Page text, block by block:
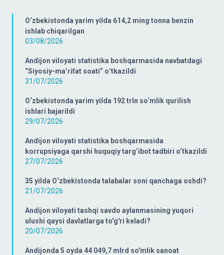
O‘zbekistonda yarim yilda 614,2 ming tonna benzin
ishlab chiqarilgan
03/08/2026
Andijon viloyati statistika boshqarmasida navbatdagi
“Siyosiy-ma’rifat soati” oʻtkazildi
31/07/2026
O‘zbekistonda yarim yilda 192 trln so‘mlik qurilish
ishlari bajarildi
29/07/2026
Andijon viloyati statistika boshqarmasida
korrupsiyaga qarshi huquqiy targ‘ibot tadbiri o‘tkazildi
27/07/2026
35 yilda O‘zbekistonda talabalar soni qanchaga oshdi?
21/07/2026
Andijon viloyati tashqi savdo aylanmasining yuqori
ulushi qaysi davlatlarga to'g'ri keladi?
20/07/2026
Andijonda 5 oyda 44 049,7 mlrd so'mlik sanoat